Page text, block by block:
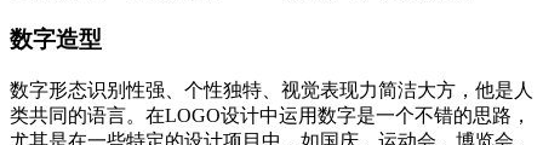
数字造型
数字形态识别性强、个性独特、视觉表现力简洁大方，他是人
类共同的语言。在LOGO设计中运用数字是一个不错的思路，
尤其是在一些特定的设计项目中，如国庆、运动会、博览会、